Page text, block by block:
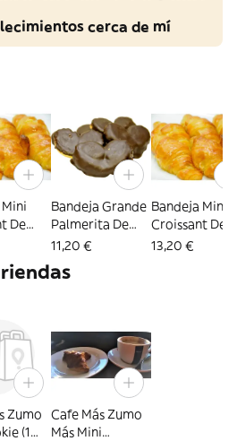
cerca de mí
De
(18
Bandeja Grande
Palmerita De
Mantequilla
11,20 €
Bandeja Mini
Croissant De
Mantequilla
13,20 €
Zumo
(1
Cafe Más Zumo
Más Mini